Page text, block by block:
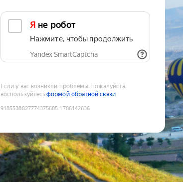
Я не робот
Нажмите, чтобы продолжить
Yandex SmartCaptcha
Если у вас возникли проблемы, пожалуйста,
воспользуйтесьформой обратной связи
9185538827774375685:1786142636